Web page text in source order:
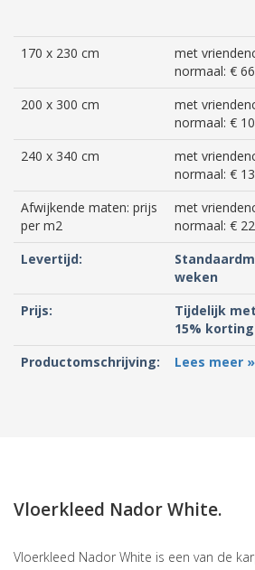
170 x 230 cm
met
normaal: €
200 x 300 cm
met
normaal: €
240 x 340 cm
met
normaal: €
Afwijkende maten: prijs
per m2
met
normaal: €
Levertijd:
weken
Prijs:
Tijdelijk
15%
Productomschrijving:
Lees meer »
Vloerkleed Nador White.
Vloerkleed Nador White is een van de